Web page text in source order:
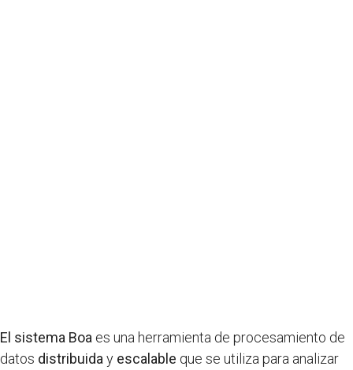
El sistema Boa es una herramienta de procesamiento de
datos distribuiday escalable que se utiliza para analizar